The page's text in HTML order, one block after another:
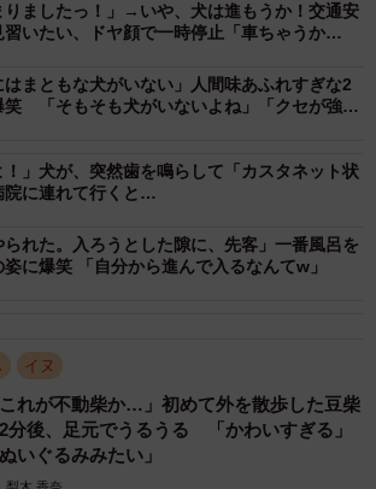
2/7
りましたっ！」→いや、犬は進もうか！交通安
習いたい、ドヤ顔で一時停止「車ちゃうか
はまともな犬がいない」人間味あふれすぎな2
笑 「そもそも犬がいないよね」「クセが強い
！」犬が、突然歯を鳴らして「カスタネット状
に連れて行くと…
られた。入ろうとした隙に、先客」一番風呂を
に爆笑 「自分から進んで入るなんてw」
イヌ
これが不動柴か…」初めて外を散歩した豆柴
分後、足元でうるうる 「かわいすぎる」
ぬいぐるみみたい」